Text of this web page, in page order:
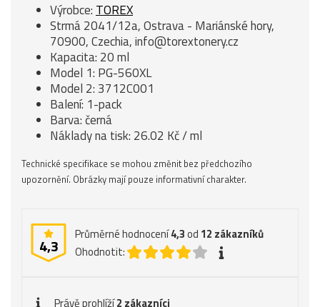
Výrobce: TOREX
Strmá 2041/12a, Ostrava - Mariánské hory,
70900, Czechia, info@torextonery.cz
Kapacita: 20 ml
Model 1: PG-560XL
Model 2: 3712C001
Balení: 1-pack
Barva: černá
Náklady na tisk: 26.02 Kč / ml
Technické specifikace se mohou změnit bez předchozího
upozornění. Obrázky mají pouze informativní charakter.
4,3
Průměrné hodnocení4,3od 12 zákazníků
Ohodnotit:
Právě prohlíží2 zákazníci